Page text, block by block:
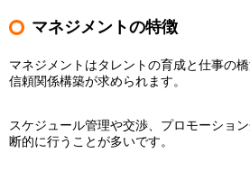
マネジメントの特徴
マネジメントはタレントの育成と仕事の
信頼関係構築が求められます。
スケジュール管理や交渉、プロモーショ
断的に行うことが多いです。